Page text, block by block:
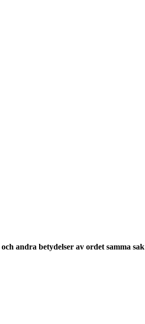
och andra betydelser av ordet samma sak